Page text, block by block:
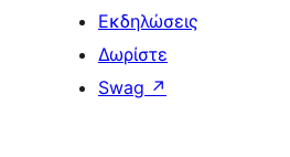
Εκδηλώσεις
Δωρίστε
Swag ↗